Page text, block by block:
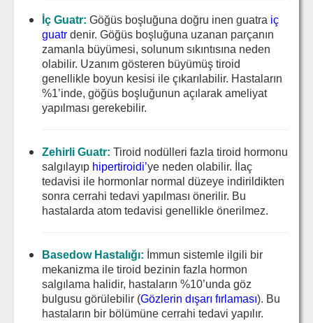
İç Guatr: Göğüs boşluğuna doğru inen guatra iç
guatr denir. Göğüs boşluğuna uzanan parçanın
zamanla büyümesi, solunum sıkıntısına neden
olabilir. Uzanım gösteren büyümüş tiroid
genellikle boyun kesisi ile çıkarılabilir. Hastaların
%1’inde, göğüs boşluğunun açılarak ameliyat
yapılması gerekebilir.
Zehirli Guatr: Tiroid nodülleri fazla tiroid hormonu
salgılayıp hipertiroidi’ye neden olabilir. İlaç
tedavisi ile hormonlar normal düzeye indirildikten
sonra cerrahi tedavi yapılması önerilir. Bu
hastalarda atom tedavisi genellikle önerilmez.
Basedow Hastalığı: İmmun sistemle ilgili bir
mekanizma ile tiroid bezinin fazla hormon
salgılama halidir, hastaların %10’unda göz
bulgusu görülebilir (Gözlerin dışarı fırlaması). Bu
hastaların bir bölümüne cerrahi tedavi yapılır.